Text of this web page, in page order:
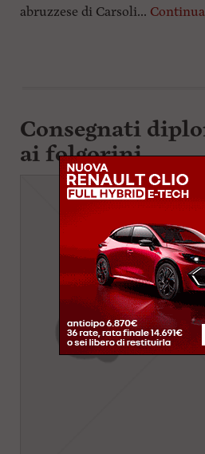
abruzzese di Carsoli...
Consegnati
ai folgorini